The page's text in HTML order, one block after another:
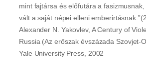
mint fajtársa és előfutára a
vált a saját népei elleni
Alexander N. Yakovlev, A Century of
Russia (Az erőszak évszázada Szovjet-
Yale University Press, 2002